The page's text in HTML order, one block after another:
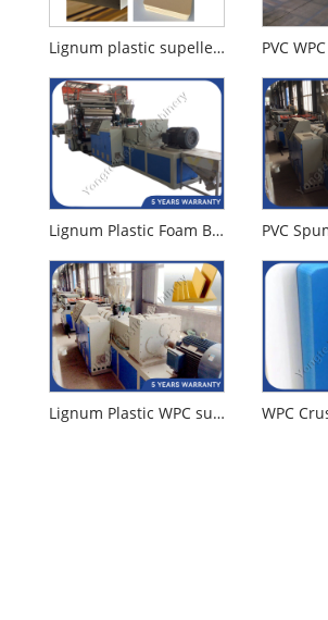
Lignum plastic supellectilem tabula productionem linea
Lignum Plastic Foam Board Productio Machina
Lignum Plastic WPC supellectilem tabulam machinam faciens